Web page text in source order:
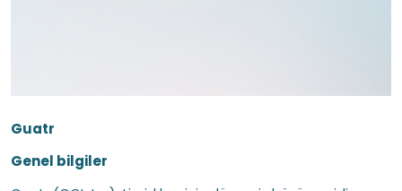
Guatr
Genel bilgiler